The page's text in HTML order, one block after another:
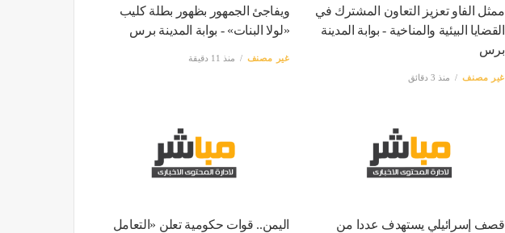
ممثل الفاو تعزيز التعاون المشترك في
القضايا البيئية والمناخية - بوابة المدينة
برس
غير مصنف منذ 3 دقائق
ويفاجئ الجمهور بظهور بطلة كليب
«لولا البنات» - بوابة المدينة برس
غير مصنف منذ 11 دقيقة
قصف إسرائيلي يستهدف عددا من
اليمن.. قوات حكومية تعلن «التعامل